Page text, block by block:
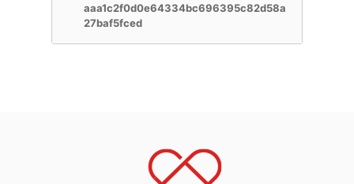
aaa1c2f0d0e64334bc696395c82d58a
27baf5fced